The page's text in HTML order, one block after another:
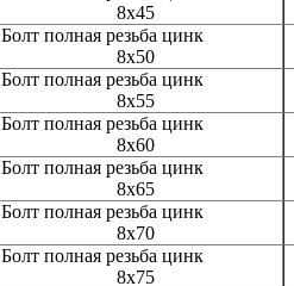
8х45
Болт полная резьба цинк
8х50
Болт полная резьба цинк
8х55
Болт полная резьба цинк
8х60
Болт полная резьба цинк
8х65
Болт полная резьба цинк
8х70
Болт полная резьба цинк
8х75